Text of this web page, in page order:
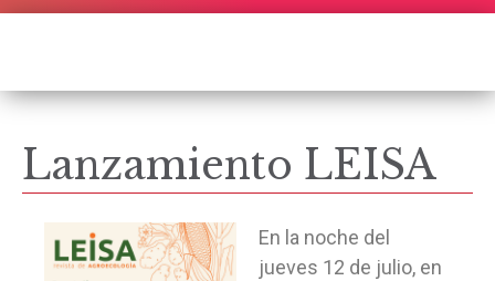
Lanzamiento LEISA
En la noche del
jueves 12 de julio, en